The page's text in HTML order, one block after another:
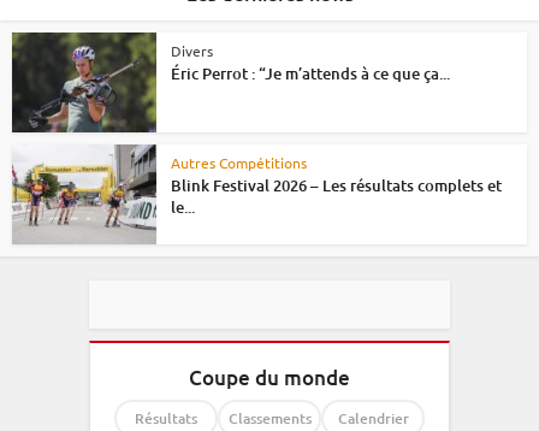
Divers
Éric Perrot : “Je m’attends à ce que ça...
Autres Compétitions
Blink Festival 2026 – Les résultats complets et
le...
Coupe du monde
Résultats Classements Calendrier